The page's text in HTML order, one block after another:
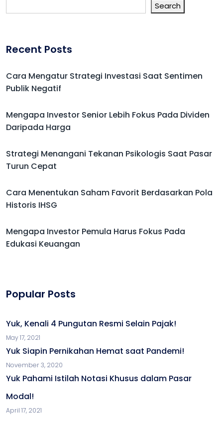
Search
Recent Posts
Cara Mengatur Strategi Investasi Saat Sentimen
Publik Negatif
Mengapa Investor Senior Lebih Fokus Pada Dividen
Daripada Harga
Strategi Menangani Tekanan Psikologis Saat Pasar
Turun Cepat
Cara Menentukan Saham Favorit Berdasarkan Pola
Historis IHSG
Mengapa Investor Pemula Harus Fokus Pada
Edukasi Keuangan
Popular Posts
Yuk, Kenali 4 Pungutan Resmi Selain Pajak!
May 17, 2021
Yuk Siapin Pernikahan Hemat saat Pandemi!
November 3, 2020
Yuk Pahami Istilah Notasi Khusus dalam Pasar
Modal!
April 17, 2021